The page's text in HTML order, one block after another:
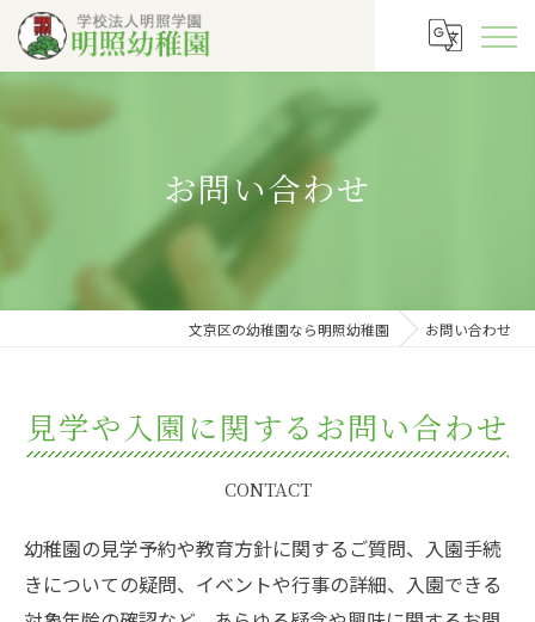
お問い合わせ
文京区の幼稚園なら明照幼稚園 お問い合わせ
見学や入園に関するお問い合わせ
CONTACT
幼稚園の見学予約や教育方針に関するご質問、入園手続
きについての疑問、イベントや行事の詳細、入園できる